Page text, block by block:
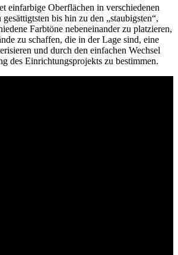
einfarbige Oberflächen in verschiedenen
bis hin zu den „staubigsten“,
Farbtöne nebeneinander zu platzieren,
zu schaffen, die in der Lage sind, eine
und durch den einfachen Wechsel
des Einrichtungsprojekts zu bestimmen.